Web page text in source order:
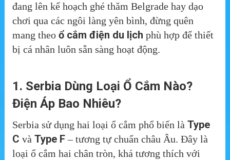
đang lên kế hoạch ghé thăm Belgrade hay dạo
chơi qua các ngôi làng yên bình, đừng quên
mang theo ổ cắm điện du lịch phù hợp để thiết
bị cá nhân luôn sẵn sàng hoạt động.
1. Serbia Dùng Loại Ổ Cắm Nào?
Điện Áp Bao Nhiêu?
Serbia sử dụng hai loại ổ cắm phổ biến là Type
C và Type F– tương tự chuẩn châu Âu. Đây là
loại ổ cắm hai chân tròn, khá tương thích với